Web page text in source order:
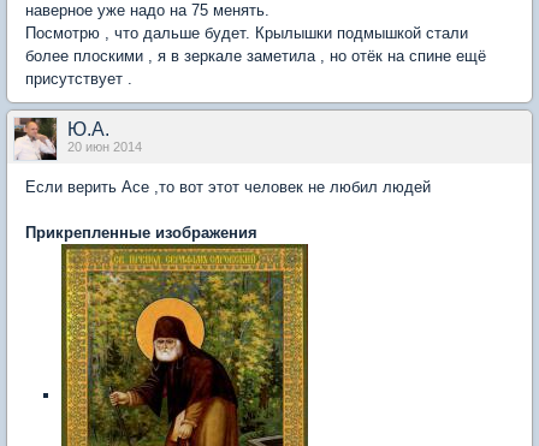
наверное уже надо на 75 менять.
Посмотрю , что дальше будет. Крылышки подмышкой стали
более плоскими , я в зеркале заметила , но отёк на спине ещё
присутствует .
Ю.А.
20 июн 2014
Если верить Асе ,то вот этот человек не любил людей
Прикрепленные изображения